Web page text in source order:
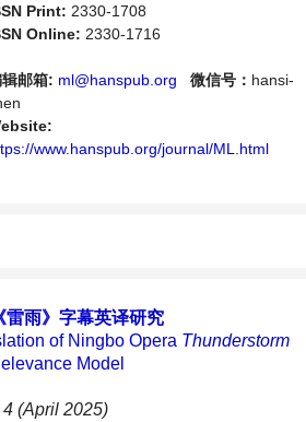
界范围内的科学家、学者、科研人员提供一
传播、分享和讨论语言学领域内不同方向问
Print: 2330-1708
Online: 2330-1716
邮箱: ml@hanspub.org 微信号： hansi-
www.hanspub.org/journal/ML.html
雷雨》字幕英译研究
of Ningbo Opera Thunderstorm
Model
(April 2025)